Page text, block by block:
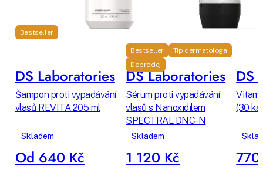
Bestseller
DS Laboratories
Šampon proti vypadávání
vlasů REVITA 205 ml
Skladem
Od 640 Kč
Bestseller
Tip dermatologa
Doprodej
DS Laboratories
Sérum proti vypadávání
vlasů s Nanoxidilem
SPECTRAL DNC-N
Skladem
1 120 Kč
DS
(30 ks)